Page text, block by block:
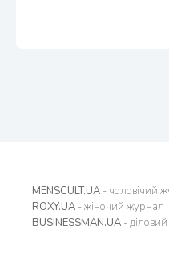
MENSCULT.UA - чоловічий
ROXY.UA - жіночий журнал
BUSINESSMAN.UA -